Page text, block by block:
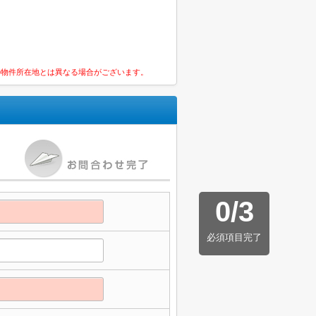
件所在地とは異なる場合がございます。
0/3
必須項目完了